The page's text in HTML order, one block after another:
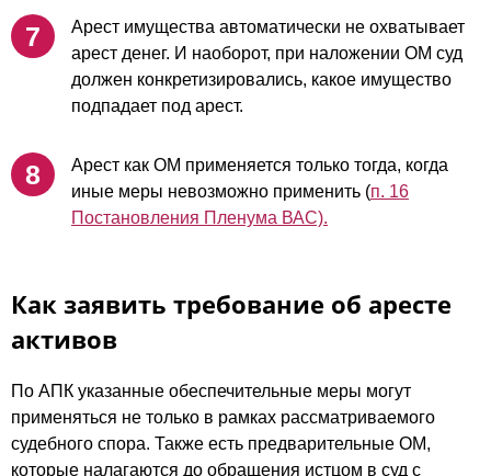
Арест имущества автоматически не охватывает
арест денег. И наоборот, при наложении ОМ суд
должен конкретизировались, какое имущество
подпадает под арест.
Арест как ОМ применяется только тогда, когда
иные меры невозможно применить (п. 16
Постановления Пленума ВАС).
Как заявить требование об аресте
активов
По АПК указанные обеспечительные меры могут
применяться не только в рамках рассматриваемого
судебного спора. Также есть предварительные ОМ,
которые налагаются до обращения истцом в суд с